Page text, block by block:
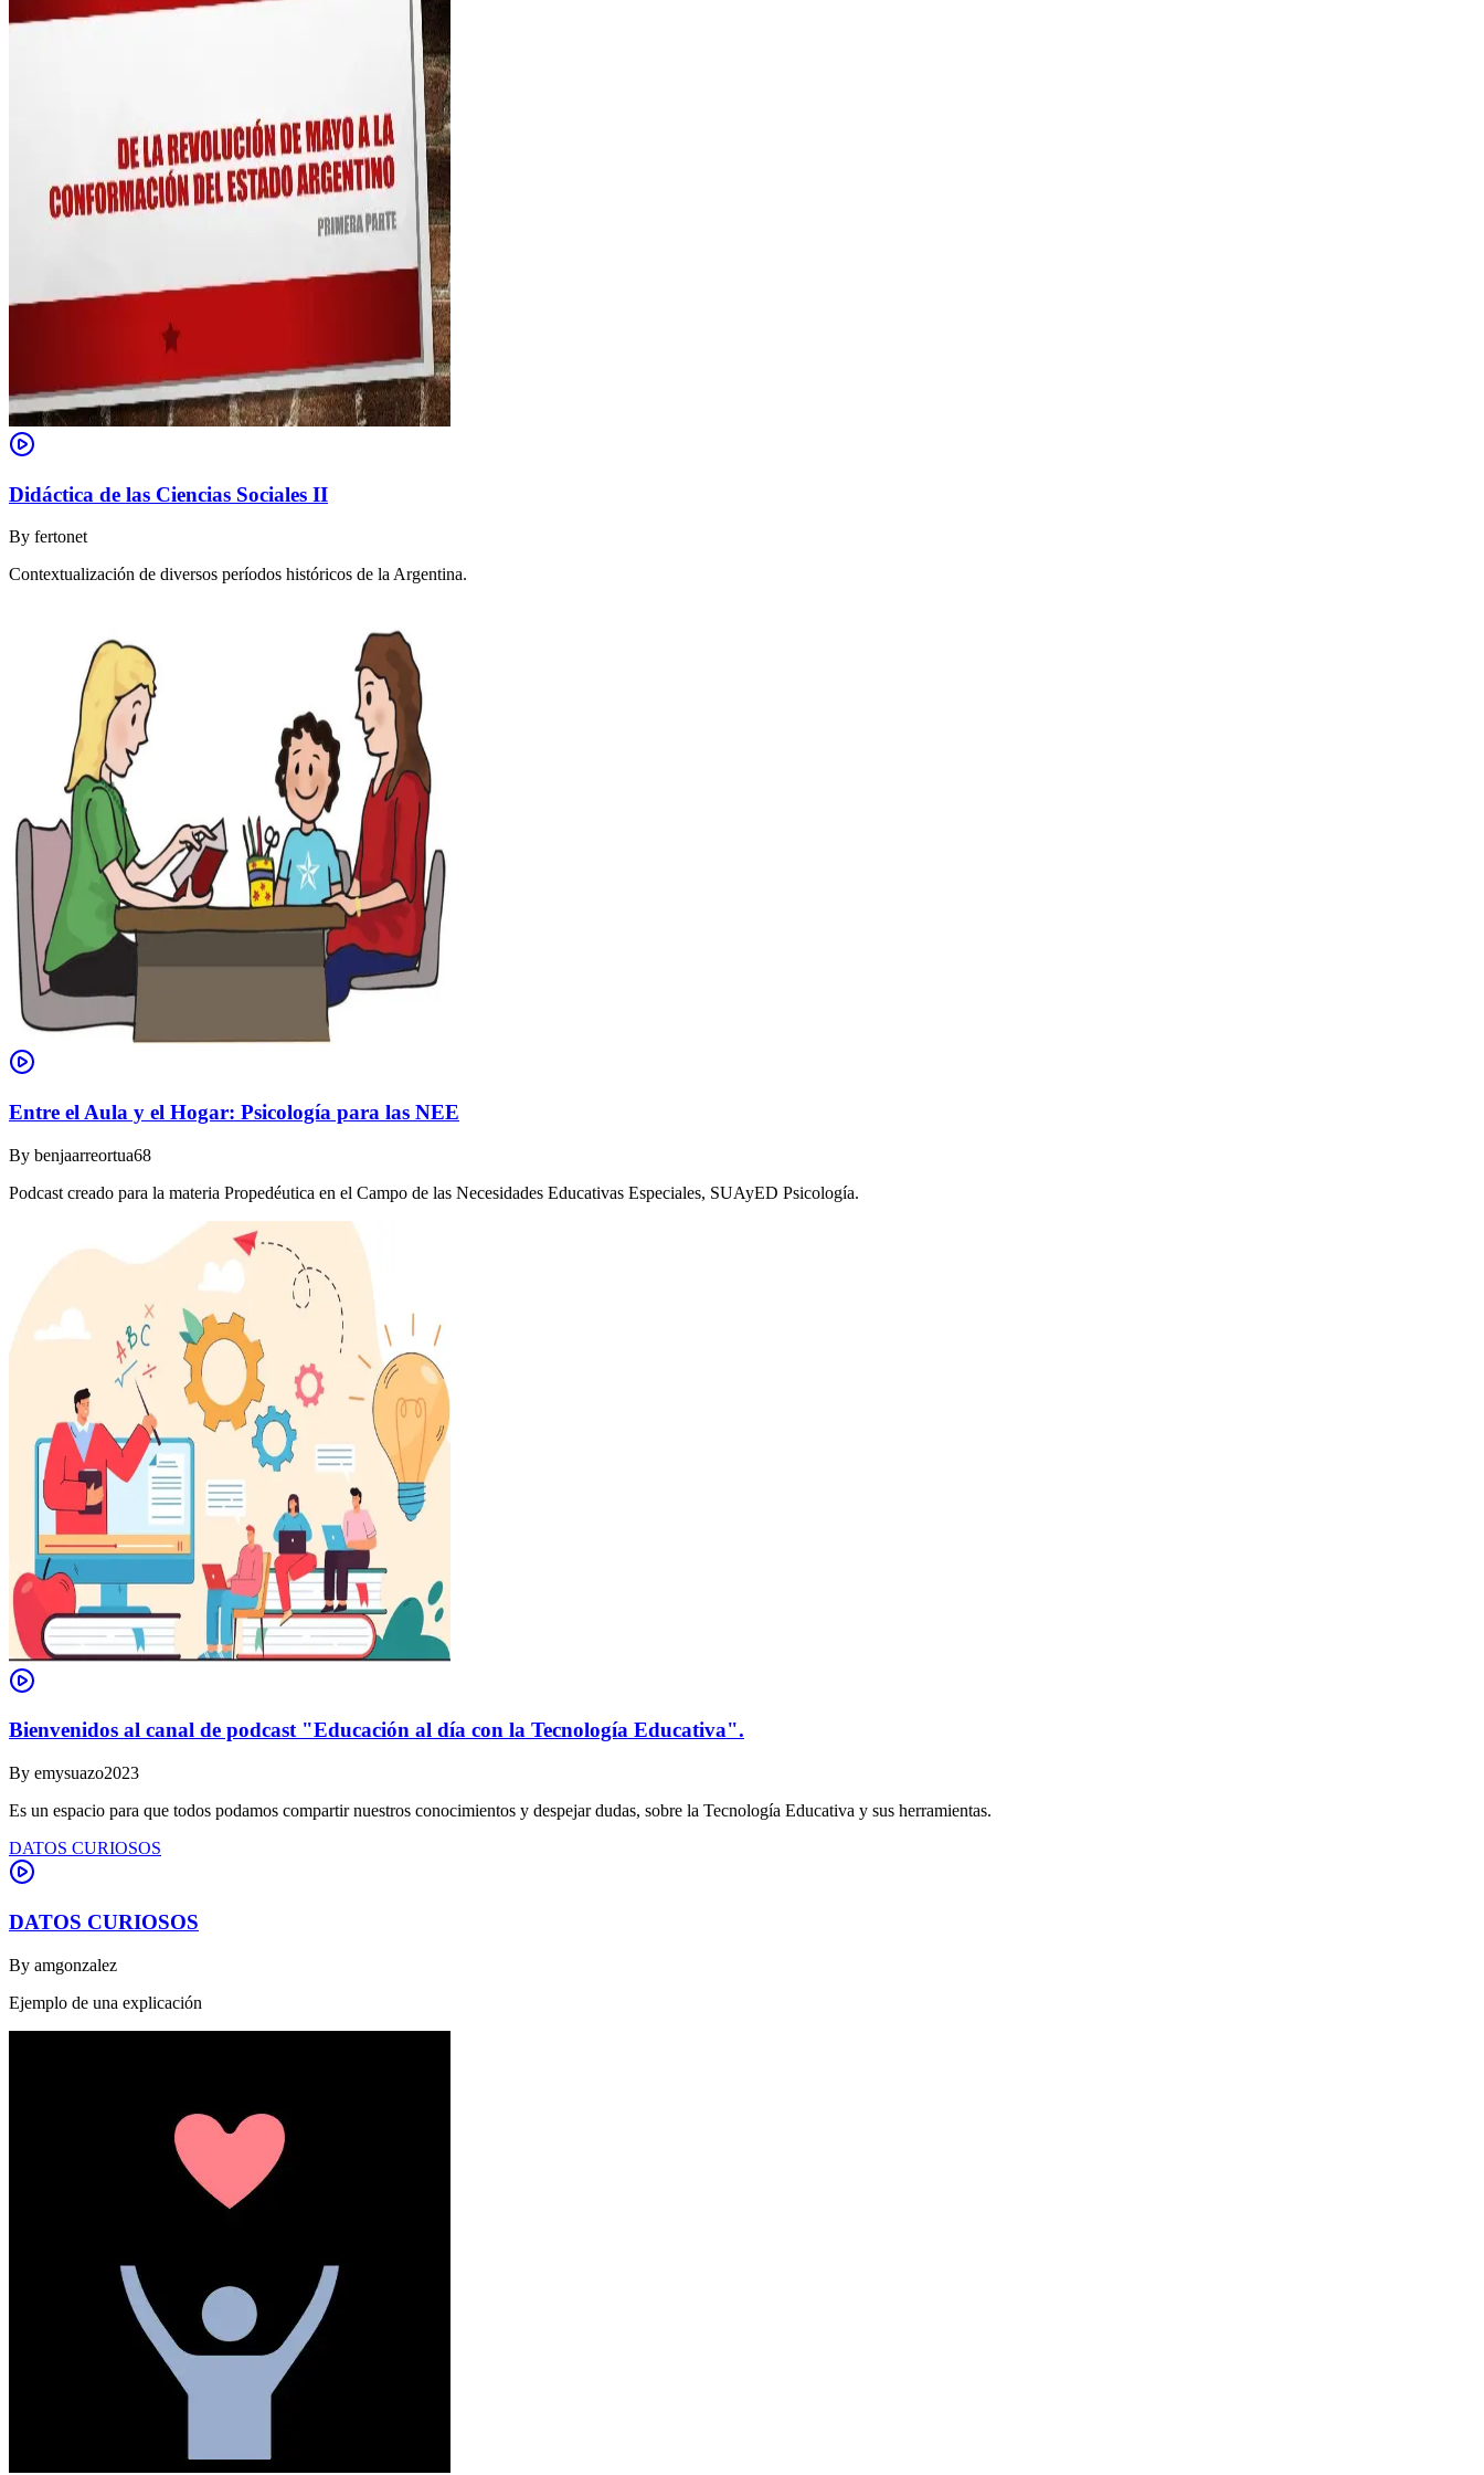
Didáctica de las Ciencias Sociales II
By fertonet
Contextualización de diversos períodos históricos de la Argentina.
Entre el Aula y el Hogar: Psicología para las NEE
By benjaarreortua68
Podcast creado para la materia Propedéutica en el Campo de las Necesidades Educativas Especiales, SUAyED Psicología.
Bienvenidos al canal de podcast "Educación al día con la Tecnología Educativa".
By emysuazo2023
Es un espacio para que todos podamos compartir nuestros conocimientos y despejar dudas, sobre la Tecnología Educativa y sus herramientas.
DATOS CURIOSOS
DATOS CURIOSOS
By amgonzalez
Ejemplo de una explicación